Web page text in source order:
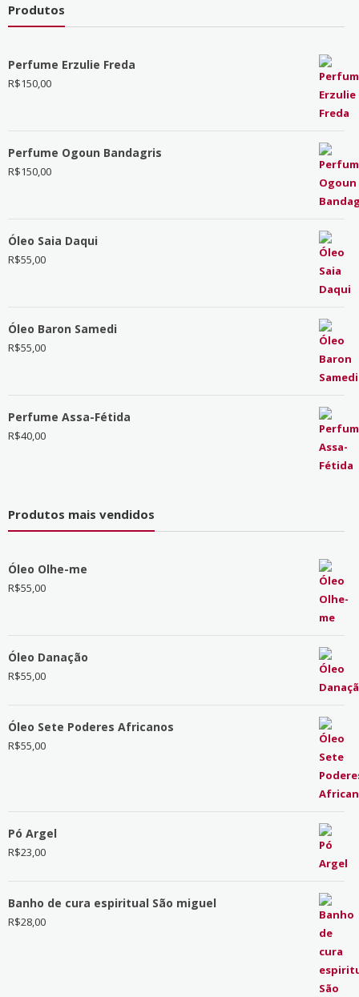
Produtos
Perfume Erzulie Freda
R$150,00
Perfume Ogoun Bandagris
R$150,00
Óleo Saia Daqui
R$55,00
Óleo Baron Samedi
R$55,00
Perfume Assa-Fétida
R$40,00
Produtos mais vendidos
Óleo Olhe-me
R$55,00
Óleo Danação
R$55,00
Óleo Sete Poderes Africanos
R$55,00
Pó Argel
R$23,00
Banho de cura espiritual São miguel
R$28,00